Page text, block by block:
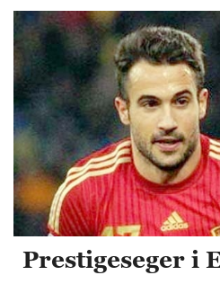
Prestigeseger i